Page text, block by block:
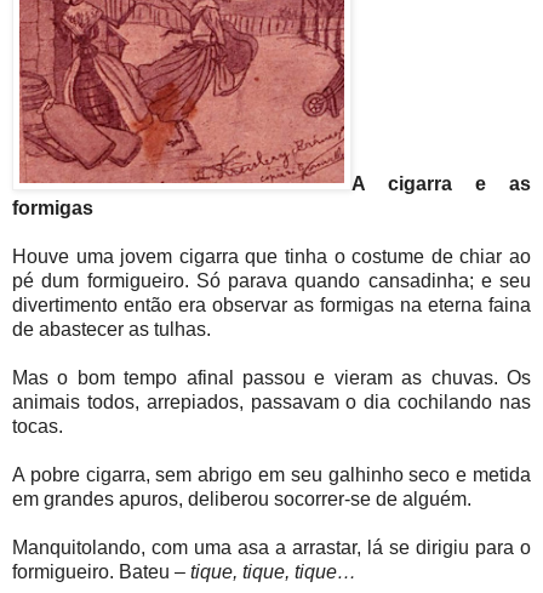
A cigarra e as
formigas
Houve uma jovem cigarra que tinha o costume de chiar ao
pé dum formigueiro. Só parava quando cansadinha; e seu
divertimento então era observar as formigas na eterna faina
de abastecer as tulhas.
Mas o bom tempo afinal passou e vieram as chuvas. Os
animais todos, arrepiados, passavam o dia cochilando nas
tocas.
A pobre cigarra, sem abrigo em seu galhinho seco e metida
em grandes apuros, deliberou socorrer-se de alguém.
Manquitolando, com uma asa a arrastar, lá se dirigiu para o
formigueiro. Bateu – tique, tique, tique…